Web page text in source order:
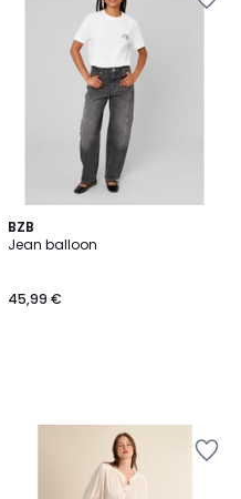
BZB
Jean balloon
45,99 €